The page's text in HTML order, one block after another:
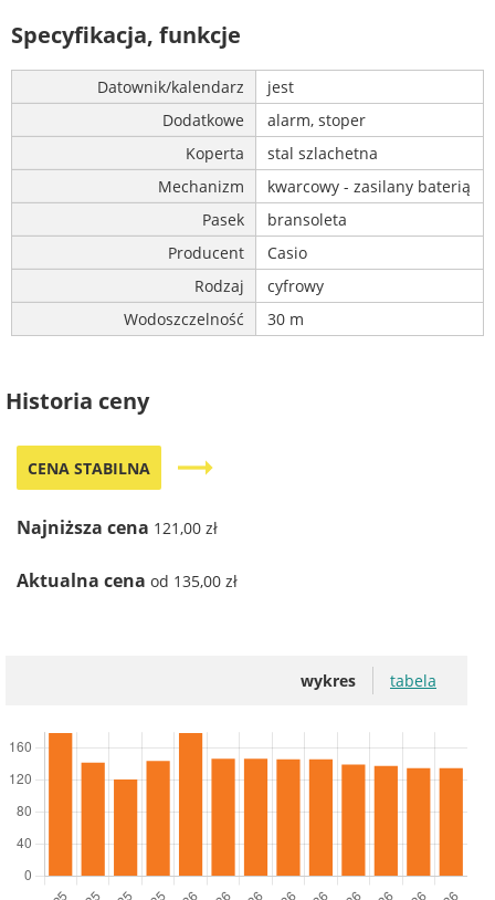
Specyfikacja, funkcje
Datownik/kalendarz
jest
Dodatkowe
alarm, stoper
Koperta
stal szlachetna
Mechanizm
kwarcowy - zasilany baterią
Pasek
bransoleta
Producent
Casio
Rodzaj
cyfrowy
Wodoszczelność
30 m
Historia ceny
CENA STABILNA trending_flat
Najniższa cena 121,00 zł
Aktualna cena od 135,00 zł
wykres tabela